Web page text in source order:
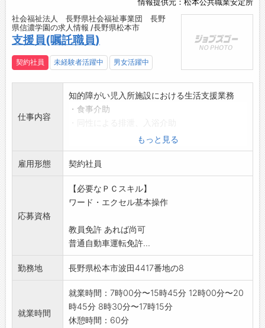
情報提供元：松本公共職業安定所
社会福祉法人 長野県社会福祉事業団 長野
県信濃学園の求人情報 /長野県松本市
支援員(嘱託職員)
契約社員 未経験者活躍中 男女活躍中
仕事内容
知的障がい児入所施設における生活支援業務
・食事介助
・公用車による通院、学校等への送迎
・支援記録作成業務(ワード・エクセル基本操作
ができれば可)
・その他
変更の範囲:法人の定める業務
ください。
もっと見る
雇用形態 契約社員
応募資格
【必要なＰＣスキル】
ワード・エクセル基本操作
教員免許 あれば尚可
普通自動車運転免許...
勤務地 長野県松本市波田4417番地の8
就業時間
就業時間：7時00分〜15時45分 12時00分〜20
時45分 8時30分〜17時15分
休憩時間：60分